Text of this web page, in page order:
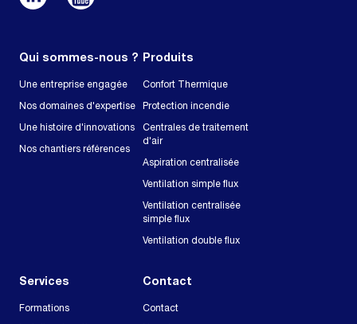
Qui sommes-nous ?
Une entreprise engagée
Nos domaines d'expertise
Une histoire d'innovations
Nos chantiers références
Produits
Confort Thermique
Protection incendie
Centrales de traitement
d'air
Aspiration centralisée
Ventilation simple flux
Ventilation centralisée
simple flux
Ventilation double flux
Services
Formations
Contact
Contact